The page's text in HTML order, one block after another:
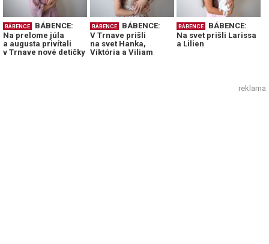
BÁBENCE
BÁBENCE:
Na prelome júla
a augusta privítali
v Trnave nové detičky
BÁBENCE
BÁBENCE:
V Trnave prišli
na svet Hanka,
Viktória a Viliam
BÁBENCE
BÁBENCE:
Na svet prišli Larissa
a Lilien
reklama